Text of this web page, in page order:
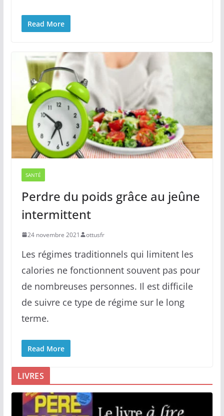
Read More
SANTÉ
Perdre du poids grâce au jeûne
intermittent
24 novembre 2021 ottusfr
Les régimes traditionnels qui limitent les
calories ne fonctionnent souvent pas pour
de nombreuses personnes. Il est difficile
de suivre ce type de régime sur le long
terme.
Read More
LIVRES